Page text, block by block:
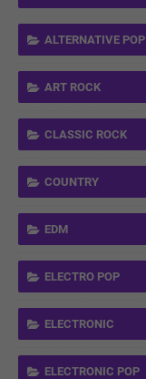
ALTERNATIVE POP
ART ROCK
CLASSIC ROCK
COUNTRY
EDM
ELECTRO POP
ELECTRONIC
ELECTRONIC POP